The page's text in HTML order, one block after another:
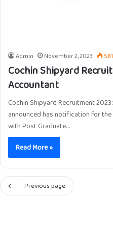
Admin November 2, 2023 581
Cochin Shipyard
Accountant
Cochin Shipyard Recruitment
announced has notification for
with Post Graduate…
Read More »
Previous page